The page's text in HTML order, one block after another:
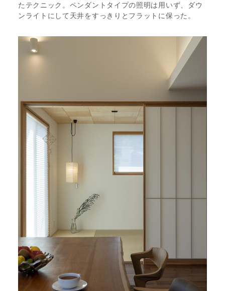
たテクニック。ペンダントタイプの照明は用いず、ダウ
ンライトにして天井をすっきりとフラットに保った。